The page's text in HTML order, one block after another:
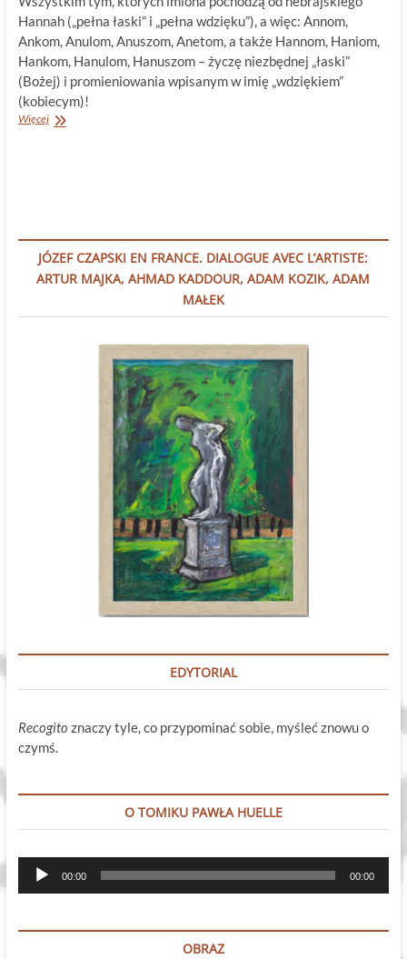
Hannah („pełna łaski” i „pełna wdzięku”), a więc: Annom,
Ankom, Anulom, Anuszom, Anetom, a także Hannom, Haniom,
Hankom, Hanulom, Hanuszom – życzę niezbędnej „łaski”
(Bożej) i promieniowania wpisanym w imię „wdziękiem”
(kobiecym)!
WięcejPochwała
JÓZEF CZAPSKI EN FRANCE. DIALOGUE AVEC L’ARTISTE:
ARTUR MAJKA, AHMAD KADDOUR, ADAM KOZIK, ADAM
MAŁEK
EDYTORIAL
Recogito znaczy tyle, co przypominać sobie, myśleć znowu o
czymś.
O TOMIKU PAWŁA HUELLE
Odtwarzacz
plików
00:00 00:00
OBRAZ